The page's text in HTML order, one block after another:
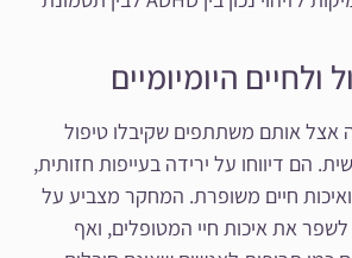
היומיומיים
אצל אותם משתתפים שקיבלו טיפול
הם דיווחו על ירידה בעייפות חזותית,
ואיכות חיים משופרת. המחקר מצביע על
לשפר את איכות חיי המטופלים, ואף